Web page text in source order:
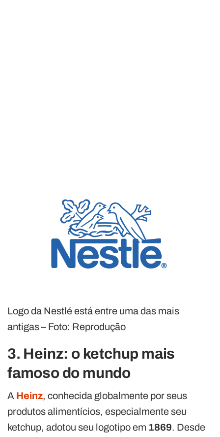
Logo da Nestlé está entre uma das mais
antigas – Foto: Reprodução
3. Heinz: o ketchup mais
famoso do mundo
A Heinz, conhecida globalmente por seus
produtos alimentícios, especialmente seu
ketchup, adotou seu logotipo em 1869. Desde